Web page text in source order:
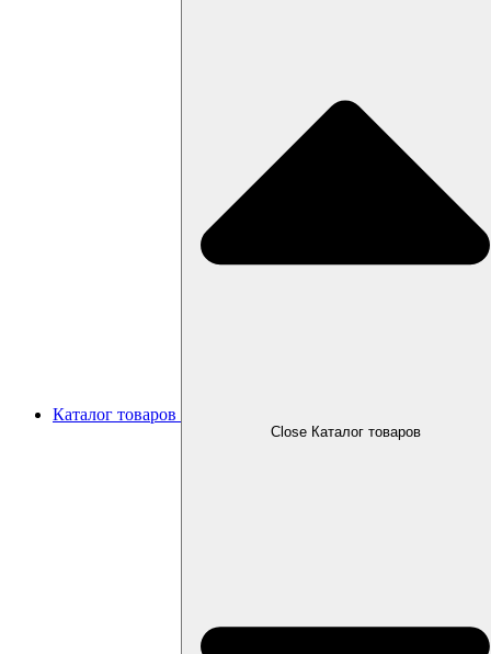
Каталог товаров
Close Каталог товаров